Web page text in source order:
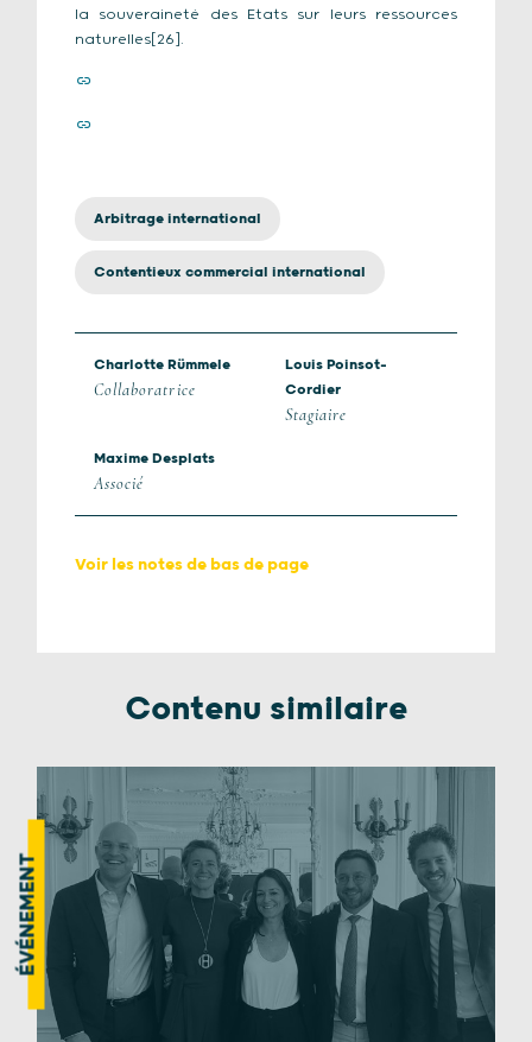
la souveraineté des Etats sur leurs ressources
naturelles[26].
Arbitrage international
Contentieux commercial international
Charlotte Rümmele
Collaboratrice
Louis Poinsot-
Cordier
Stagiaire
Maxime Desplats
Associé
Voir les notes de bas de page
Contenu similaire
ÉVÉNEMENT